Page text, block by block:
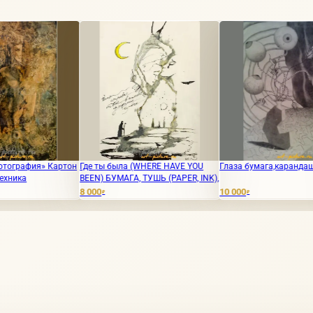
Где ты была (WHERE HAVE YOU
BEEN) БУМАГА, ТУШЬ (PAPER, INK),
Глаза бумага,карандаш